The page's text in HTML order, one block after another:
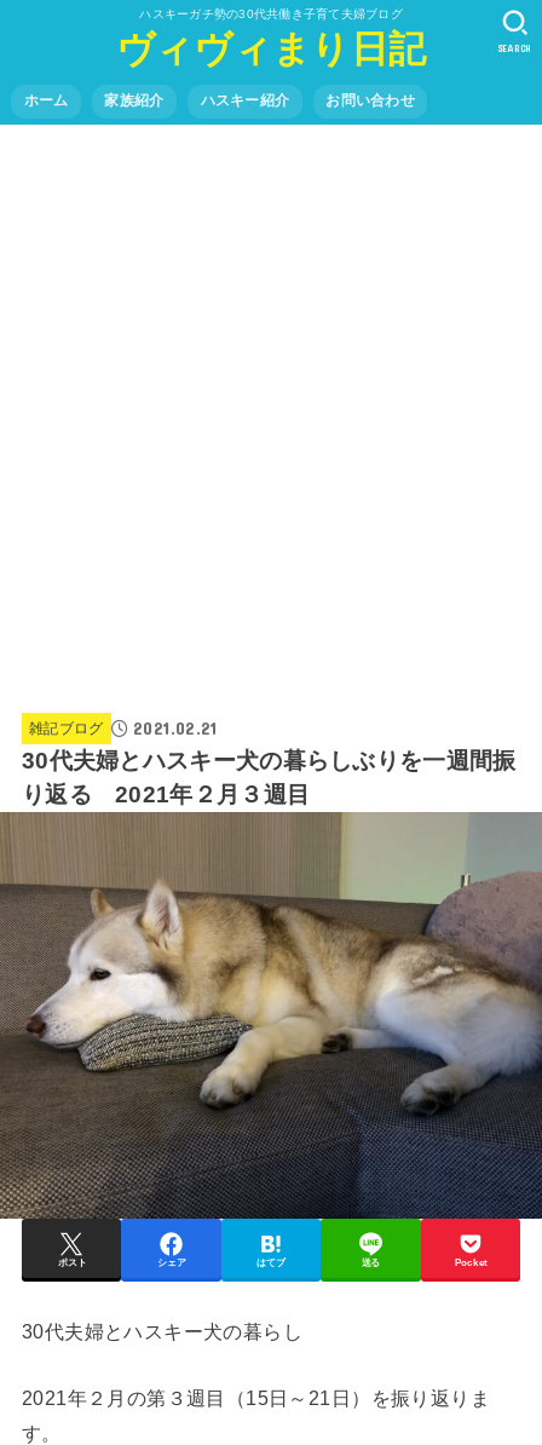
ハスキーガチ勢の30代共働き子育て夫婦ブログ
ヴィヴィまり日記
ホーム 家族紹介 ハスキー紹介 お問い合わせ
SEARCH
雑記ブログ 2021.02.21
30代夫婦とハスキー犬の暮らしぶりを一週間振
り返る 2021年２月３週目
ポスト シェア はてブ 送る Pocket
30代夫婦とハスキー犬の暮らし
2021年２月の第３週目（15日～21日）を振り返りま
す。